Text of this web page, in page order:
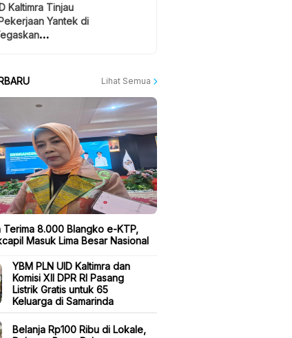
Kaltimra Tinjau
Yantek di
Lihat Semua
Terima 8.000 Blangko e-KTP,
Masuk Lima Besar Nasional
YBM PLN UID Kaltimra dan
Komisi XII DPR RI Pasang
Listrik Gratis untuk 65
Keluarga di Samarinda
Belanja Rp100 Ribu di Lokale,